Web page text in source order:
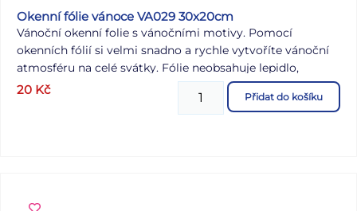
Okenní fólie vánoce VA029 30x20cm
Vánoční okenní folie s vánočními motivy. Pomocí
okenních fólií si velmi snadno a rychle vytvoříte vánoční
atmosféru na celé svátky. Fólie neobsahuje lepidlo,
jednoduše elektrostaticky přilne na čistém okně, zrcadle
apod. NÁVOD: 1. Sloupněte z podložky obrázek a umístěte
20 Kč Přidat do košíku